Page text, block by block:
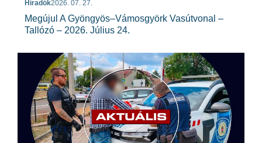
Híradók2026. 07. 27.
Megújul A Gyöngyös–Vámosgyörk Vasútvonal –
Tallózó – 2026. Július 24.